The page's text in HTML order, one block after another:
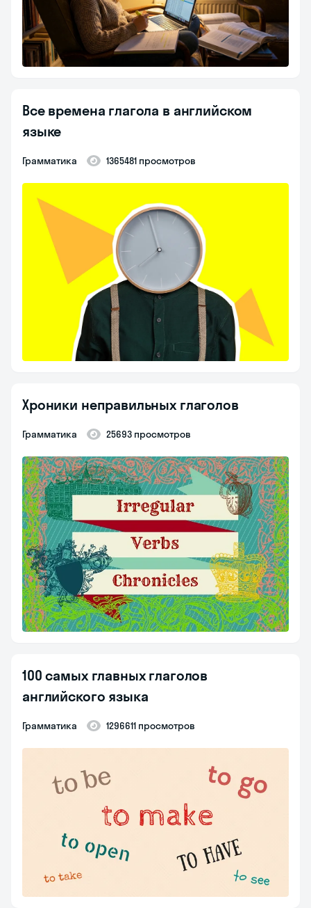
Все времена глагола в английском
языке
Грамматика 1365481 просмотров
Хроники неправильных глаголов
Грамматика 25693 просмотров
100 самых главных глаголов
английского языка
Грамматика 1296611 просмотров